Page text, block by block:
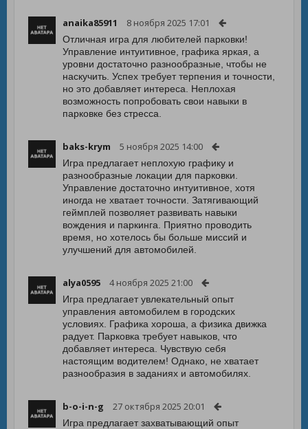
anaika85911 8 ноября 2025 17:01
Отличная игра для любителей парковки!
Управление интуитивное, графика яркая, а
уровни достаточно разнообразные, чтобы не
наскучить. Успех требует терпения и точности,
но это добавляет интереса. Неплохая
возможность попробовать свои навыки в
парковке без стресса.
baks-krym 5 ноября 2025 14:00
Игра предлагает неплохую графику и
разнообразные локации для парковки.
Управление достаточно интуитивное, хотя
иногда не хватает точности. Затягивающий
геймплей позволяет развивать навыки
вождения и паркинга. Приятно проводить
время, но хотелось бы больше миссий и
улучшений для автомобилей.
alya0595 4 ноября 2025 21:00
Игра предлагает увлекательный опыт
управления автомобилем в городских
условиях. Графика хороша, а физика движка
радует. Парковка требует навыков, что
добавляет интереса. Чувствую себя
настоящим водителем! Однако, не хватает
разнообразия в заданиях и автомобилях.
b-o-i-n-g 27 октября 2025 20:01
Игра предлагает захватывающий опыт